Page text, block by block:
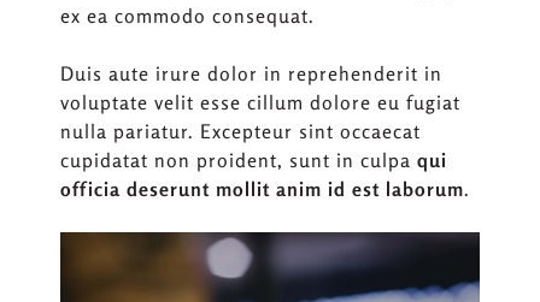
ex ea commodo consequat.
Duis aute irure dolor in reprehenderit in
voluptate velit esse cillum dolore eu fugiat
nulla pariatur. Excepteur sint occaecat
cupidatat non proident, sunt in culpa qui
officia deserunt mollit anim id est laborum.